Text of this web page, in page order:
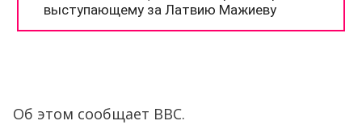
Об этом сообщает ВВС.